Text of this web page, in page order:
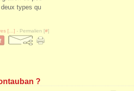
types qu
[ ] - Permalien [#]
?